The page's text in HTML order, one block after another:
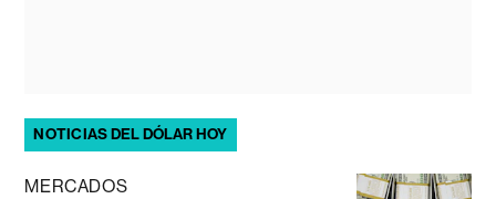
NOTICIAS DEL DÓLAR HOY
MERCADOS